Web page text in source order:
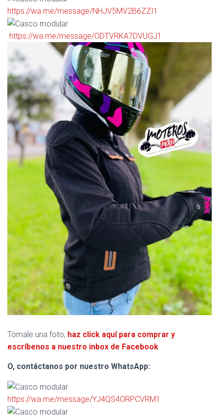
https://wa.me/message/NHJV5MV2B6ZZI1
https://wa.me/message/ODTVRKA7DVUGJ1
Tómale una foto, haz click aquí para comprar y
escríbenos a nuestro inbox de Facebook
O, contáctanos por nuestro WhatsApp:
https://wa.me/message/YJ4QS4ORPCVRM1